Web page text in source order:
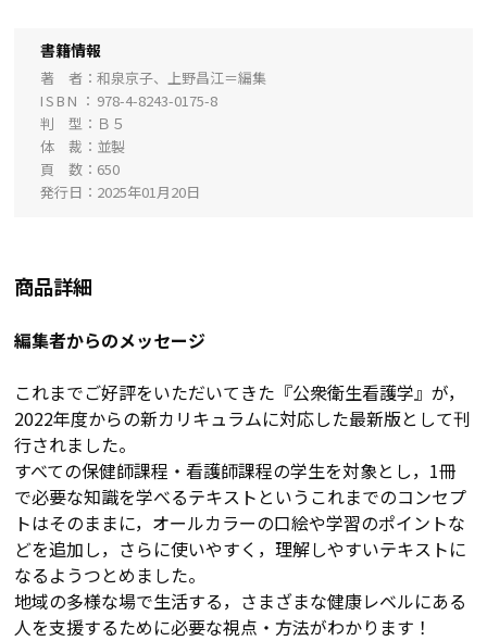
書籍情報
著 者
和泉京子、上野昌江＝編集
ISBN
978-4-8243-0175-8
判 型
Ｂ５
体 裁
並製
頁 数
650
発行日
2025年01月20日
商品詳細
編集者からのメッセージ
これまでご好評をいただいてきた『公衆衛生看護学』が，
2022年度からの新カリキュラムに対応した最新版として刊
行されました。
すべての保健師課程・看護師課程の学生を対象とし，1冊
で必要な知識を学べるテキストというこれまでのコンセプ
トはそのままに，オールカラーの口絵や学習のポイントな
どを追加し，さらに使いやすく，理解しやすいテキストに
なるようつとめました。
地域の多様な場で生活する，さまざまな健康レベルにある
人を支援するために必要な視点・方法がわかります！